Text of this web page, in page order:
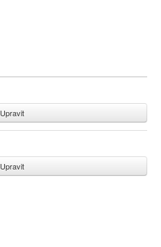
Upravit
Upravit